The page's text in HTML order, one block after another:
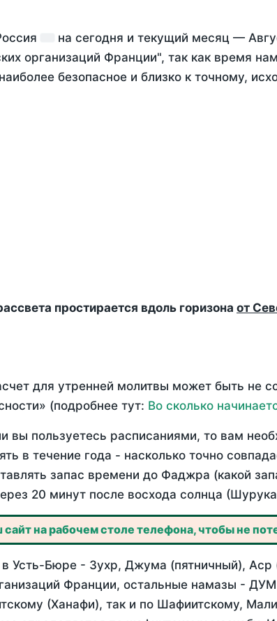
на сегодня и текущий месяц —
организаций Франции", так как время
безопасное и близко к точному,
простирается вдоль горизона от
для утренней молитвы может быть не
(подробнее тут: Во сколько
пользуетесь расписаниями, то вам
в течение года - насколько точно
запас времени до Фаджра (какой
20 минут после восхода солнца
на рабочем столе телефона, чтобы не
в Усть-Бюре - Зухр, Джума (пятничный),
Франции, остальные намазы -
(Ханафи), так и по Шафиитскому,